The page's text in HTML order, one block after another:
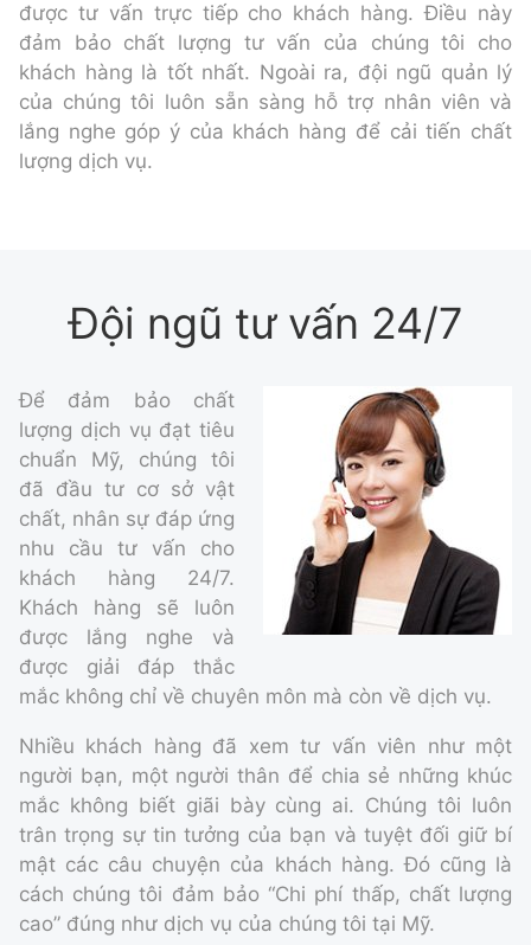
được tư vấn trực tiếp cho khách hàng. Điều này
đảm bảo chất lượng tư vấn của chúng tôi cho
khách hàng là tốt nhất. Ngoài ra, đội ngũ quản lý
của chúng tôi luôn sẵn sàng hỗ trợ nhân viên và
lắng nghe góp ý của khách hàng để cải tiến chất
lượng dịch vụ.
Đội ngũ tư vấn 24/7
Để đảm bảo chất
lượng dịch vụ đạt tiêu
chuẩn Mỹ, chúng tôi
đã đầu tư cơ sở vật
chất, nhân sự đáp ứng
nhu cầu tư vấn cho
khách hàng 24/7.
Khách hàng sẽ luôn
được lắng nghe và
được giải đáp thắc
mắc không chỉ về chuyên môn mà còn về dịch vụ.
Nhiều khách hàng đã xem tư vấn viên như một
người bạn, một người thân để chia sẻ những khúc
mắc không biết giãi bày cùng ai. Chúng tôi luôn
trân trọng sự tin tưởng của bạn và tuyệt đối giữ bí
mật các câu chuyện của khách hàng. Đó cũng là
cách chúng tôi đảm bảo “Chi phí thấp, chất lượng
cao” đúng như dịch vụ của chúng tôi tại Mỹ.